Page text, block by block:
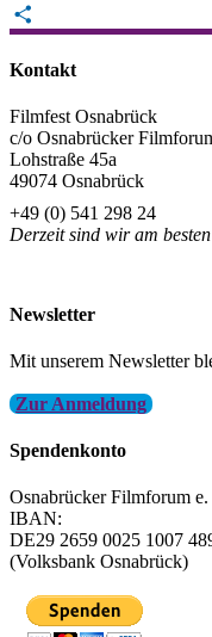
Email
Kontakt
Filmfest Osnabrück
c/o Osnabrücker
Lohstraße 45a
49074 Osnabrück
+49 (0) 541 298 24
Derzeit sind wir am
Newsletter
Mit unserem Newsletter
Zur Anmeldung
Spendenkonto
Osnabrücker Filmforum e.
IBAN:
DE29 2659 0025 1007
(Volksbank Osnabrück)